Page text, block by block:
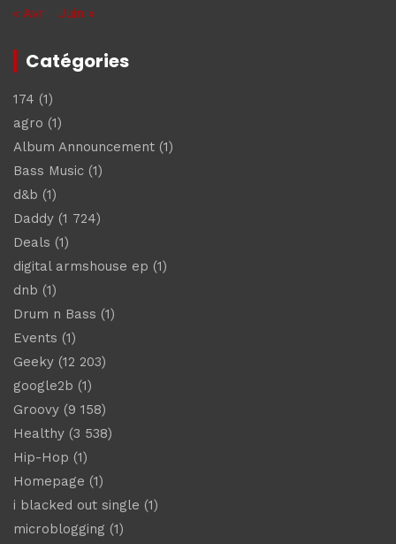
« Avr
Juin »
Catégories
174 (1)
agro (1)
Album Announcement (1)
Bass Music (1)
d&b (1)
Daddy (1 724)
Deals (1)
digital armshouse ep (1)
dnb (1)
Drum n Bass (1)
Events (1)
Geeky (12 203)
google2b (1)
Groovy (9 158)
Healthy (3 538)
Hip-Hop (1)
Homepage (1)
i blacked out single (1)
microblogging (1)